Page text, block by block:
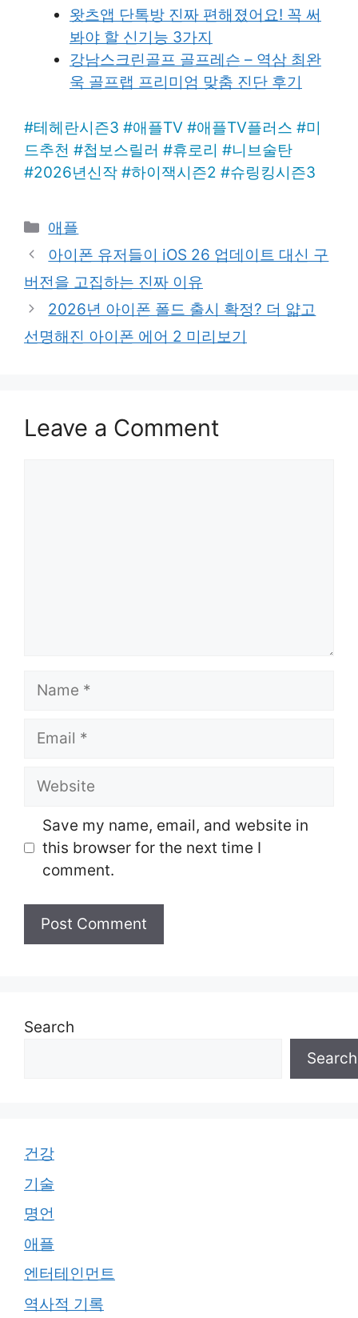
왓츠앱 단톡방 진짜 편해졌어요! 꼭 써
봐야 할 신기능 3가지
강남스크린골프 골프레슨 – 역삼 최완
욱 골프랩 프리미엄 맞춤 진단 후기
#테헤란시즌3 #애플TV #애플TV플러스 #미
드추천 #첩보스릴러 #휴로리 #니브술탄
#2026년신작 #하이잭시즌2 #슈링킹시즌3
Categories
애플
아이폰 유저들이 iOS 26 업데이트 대신 구
버전을 고집하는 진짜 이유
2026년 아이폰 폴드 출시 확정? 더 얇고
선명해진 아이폰 에어 2 미리보기
Leave a Comment
Name
Email
Website
Save my name, email, and website in
this browser for the next time I
comment.
Search
Search
건강
기술
명언
애플
엔터테인먼트
역사적 기록